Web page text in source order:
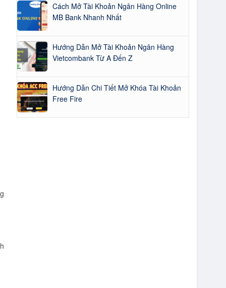
Cách Mở Tài Khoản Ngân Hàng Online
MB Bank Nhanh Nhất
Hướng Dẫn Mở Tài Khoản Ngân Hàng
Vietcombank Từ A Đến Z
Hướng Dẫn Chi Tiết Mở Khóa Tài Khoản
Free Fire